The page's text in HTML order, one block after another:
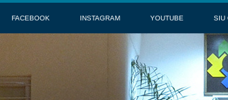
FACEBOOK INSTAGRAM YOUTUBE SIU